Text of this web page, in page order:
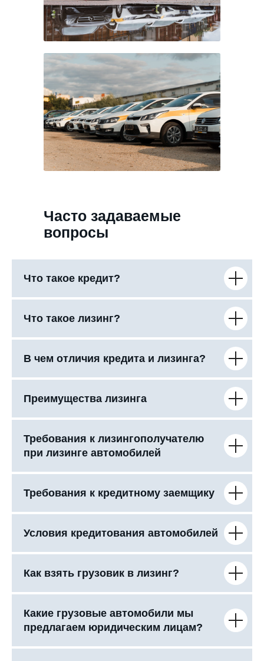
Часто задаваемые
вопросы
Что такое кредит?
Что такое лизинг?
В чем отличия кредита и лизинга?
Преимущества лизинга
Требования к лизингополучателю
при лизинге автомобилей
Требования к кредитному заемщику
Условия кредитования автомобилей
Как взять грузовик в лизинг?
Какие грузовые автомобили мы
предлагаем юридическим лицам?